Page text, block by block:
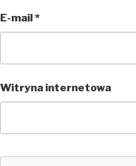
E-mail*
Witryna internetowa